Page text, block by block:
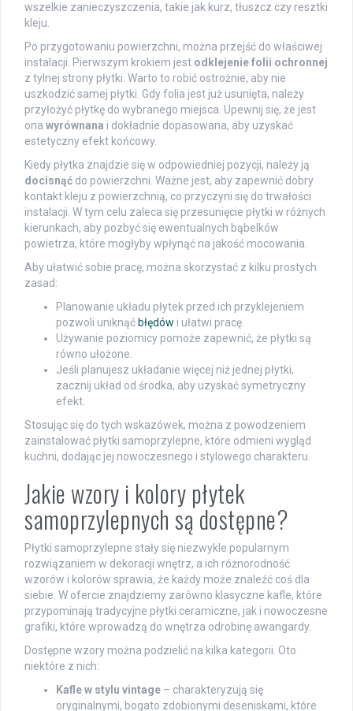
wszelkie zanieczyszczenia, takie jak kurz, tłuszcz czy resztki
kleju.
Po przygotowaniu powierzchni, można przejść do właściwej
instalacji. Pierwszym krokiem jest odklejenie folii ochronnej
z tylnej strony płytki. Warto to robić ostrożnie, aby nie
uszkodzić samej płytki. Gdy folia jest już usunięta, należy
przyłożyć płytkę do wybranego miejsca. Upewnij się, że jest
ona wyrównana i dokładnie dopasowana, aby uzyskać
estetyczny efekt końcowy.
Kiedy płytka znajdzie się w odpowiedniej pozycji, należy ją
docisnąć do powierzchni. Ważne jest, aby zapewnić dobry
kontakt kleju z powierzchnią, co przyczyni się do trwałości
instalacji. W tym celu zaleca się przesunięcie płytki w różnych
kierunkach, aby pozbyć się ewentualnych bąbelków
powietrza, które mogłyby wpłynąć na jakość mocowania.
Aby ułatwić sobie pracę, można skorzystać z kilku prostych
zasad:
Planowanie układu płytek przed ich przyklejeniem
pozwoli uniknąć błędów i ułatwi pracę.
Używanie poziomicy pomoże zapewnić, że płytki są
równo ułożone.
Jeśli planujesz układanie więcej niż jednej płytki,
zacznij układ od środka, aby uzyskać symetryczny
efekt.
Stosując się do tych wskazówek, można z powodzeniem
zainstalować płytki samoprzylepne, które odmieni wygląd
kuchni, dodając jej nowoczesnego i stylowego charakteru.
Jakie wzory i kolory płytek
samoprzylepnych są dostępne?
Płytki samoprzylepne stały się niezwykle popularnym
rozwiązaniem w dekoracji wnętrz, a ich różnorodność
wzorów i kolorów sprawia, że każdy może znaleźć coś dla
siebie. W ofercie znajdziemy zarówno klasyczne kafle, które
przypominają tradycyjne płytki ceramiczne, jak i nowoczesne
grafiki, które wprowadzą do wnętrza odrobinę awangardy.
Dostępne wzory można podzielić na kilka kategorii. Oto
niektóre z nich:
Kafle w stylu vintage – charakteryzują się
oryginalnymi, bogato zdobionymi deseniskami, które